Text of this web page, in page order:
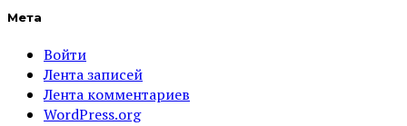
Мета
Войти
Лента записей
Лента комментариев
WordPress.org